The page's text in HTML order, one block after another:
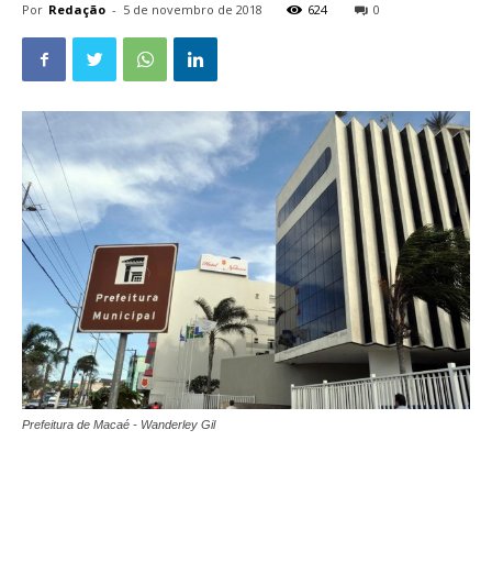
Por Redação - 5 de novembro de 2018 624 0
Prefeitura de Macaé - Wanderley Gil